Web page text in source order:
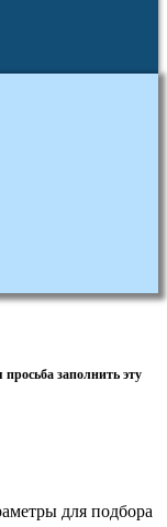
заполнить эту
для подбора